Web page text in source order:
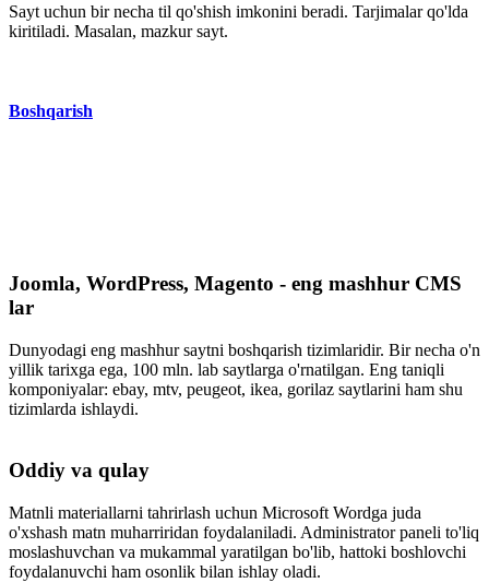
Sayt uchun bir necha til qo'shish imkonini beradi. Tarjimalar qo'lda
kiritiladi. Masalan, mazkur sayt.
Boshqarish
Joomla, WordPress, Magento - eng mashhur CMS
lar
Dunyodagi eng mashhur saytni boshqarish tizimlaridir. Bir necha o'n
yillik tarixga ega, 100 mln. lab saytlarga o'rnatilgan. Eng taniqli
komponiyalar: ebay, mtv, peugeot, ikea, gorilaz saytlarini ham shu
tizimlarda ishlaydi.
Oddiy va qulay
Matnli materiallarni tahrirlash uchun Microsoft Wordga juda
o'xshash matn muharriridan foydalaniladi. Administrator paneli to'liq
moslashuvchan va mukammal yaratilgan bo'lib, hattoki boshlovchi
foydalanuvchi ham osonlik bilan ishlay oladi.